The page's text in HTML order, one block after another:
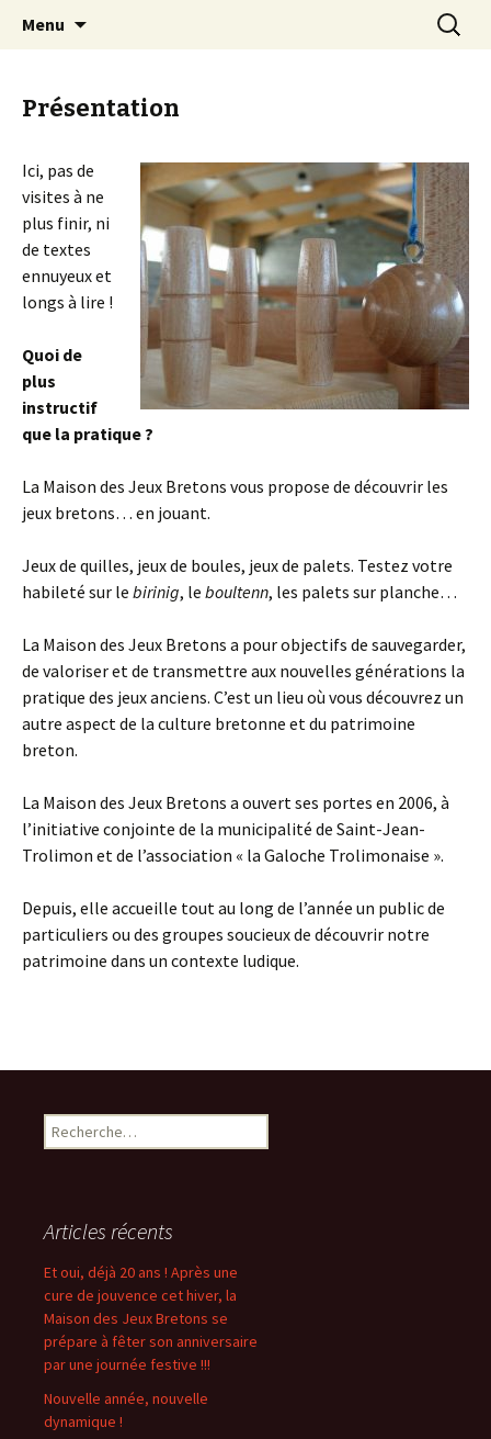
La Maison des Jeux Bretons –
Saint-Jean Trolimon
du fun en jouant @ Saint-Jean Trolimon –
Finistère
Menu
principal
Présentation
Ici, pas de
visites à ne
plus finir, ni
de textes
ennuyeux et
longs à lire !
Quoi de
plus
instructif
que la pratique ?
La Maison des Jeux Bretons vous propose de découvrir les
jeux bretons… en jouant.
Jeux de quilles, jeux de boules, jeux de palets. Testez votre
habileté sur le birinig, le boultenn, les palets sur planche…
La Maison des Jeux Bretons a pour objectifs de sauvegarder,
de valoriser et de transmettre aux nouvelles générations la
pratique des jeux anciens. C’est un lieu où vous découvrez un
autre aspect de la culture bretonne et du patrimoine
breton.
La Maison des Jeux Bretons a ouvert ses portes en 2006, à
l’initiative conjointe de la municipalité de Saint-Jean-
Trolimon et de l’association « la Galoche Trolimonaise ».
Depuis, elle accueille tout au long de l’année un public de
particuliers ou des groupes soucieux de découvrir notre
patrimoine dans un contexte ludique.
R
e
r
c
e
:
Articles récents
Et oui, déjà 20 ans ! Après une
cure de jouvence cet hiver, la
Maison des Jeux Bretons se
prépare à fêter son anniversaire
par une journée festive !!!
Nouvelle année, nouvelle
dynamique !